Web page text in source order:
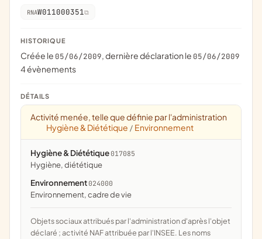
RNAW011000351
HISTORIQUE
Créée le 05/06/2009, dernière déclaration le 05/06/2009
4 évènements
DÉTAILS
Activité menée, telle que définie par l'administration
Hygiène & Diététique / Environnement
Hygiène & Diététique 017085
hygiène, diététique
Environnement 024000
Environnement, cadre de vie
Objets sociaux attribués par l'administration d'après l'objet
déclaré ; activité NAF attribuée par l'INSEE. Les noms